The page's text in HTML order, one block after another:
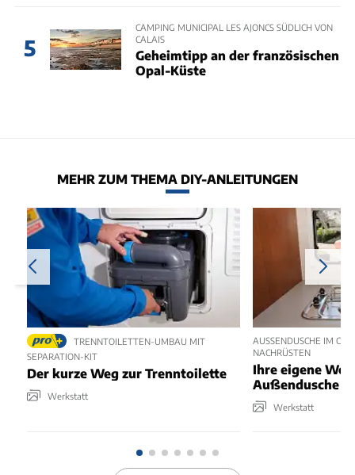
5
CAMPING MUNICIPAL LES AJONCS SÜDLICH VON
CALAIS
Geheimtipp an der französischen
Opal-Küste
MEHR ZUM THEMA DIY-ANLEITUNGEN
TRENNTOILETTEN-UMBAU MIT
SEPARATION-KIT
Der kurze Weg zur Trenntoilette
Werkstatt
AUSSENDUSCHE IM
ACHRÜSTEN
Ihre eigene
Außendusche
Werkstatt